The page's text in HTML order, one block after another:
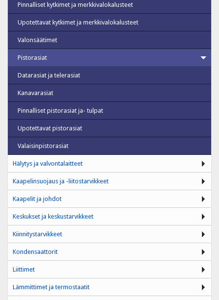
Pinnalliset kytkimet ja merkkivalokalusteet
Upotettavat kytkimet ja merkkivalokalusteet
Valonsäätimet
Pistorasiat
Datarasiat ja telerasiat
Kanavarasiat
Pinnalliset pistorasiat ja- tulpat
Upotettavat pistorasiat
Valaisinpistorasiat
Hälytys ja valvontalaitteet
Kaapelinsuojaus ja -liitostarvikkeet
Kaapelit ja johdot
Keskukset ja keskustarvikkeet
Kiinnitystarvikkeet
Kondensaattorit
Liittimet
Lämmittimet ja termostaatit